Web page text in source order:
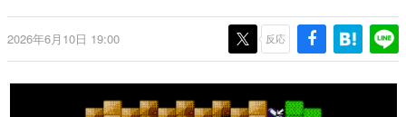
これからのデジタルゲーム市場を担う若きクリエイター達
の姿を追い、彼らのルーツと情熱を探っていきます。
ゲーム世代の作家たち
2026年6月10日 19:00 反応